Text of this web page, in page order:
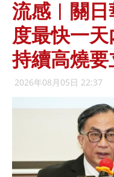
流感︱關
度最快一
持續高燒
2026年08月05日 22:37